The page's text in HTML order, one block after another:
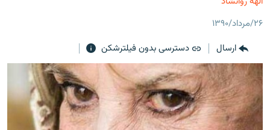
به
صفحه
فرکانس‌ها
پادکست
چندرسانه‌ای
گزارش‌های تصویری
گزارش‌های ویدئویی
زنان فردا
English
به ما بپیوندید
۲۶/مرداد/۱۳۹۰
ارسال
دسترسی بدون فیلترشکن